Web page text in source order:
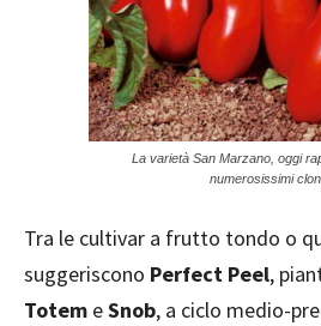
La varietà San Marzano, oggi
numerosissimi
Tra le cultivar a frutto tondo o
suggeriscono Perfect Peel,
Totem eSnob, a ciclo medio-